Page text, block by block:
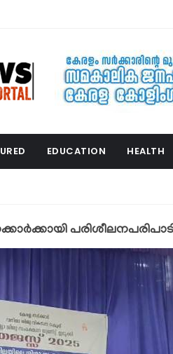
EDUCATION HEALTH
പരിശീലനപരിപാടി